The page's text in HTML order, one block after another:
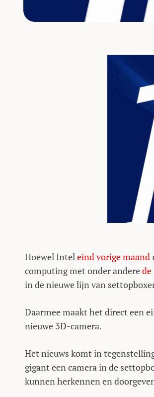
Hoewel Intel eind vorige maand
computing met onder anderede
in de nieuwe lijn van
Daarmee maakt het direct een
nieuwe 3D-camera.
Het nieuws komt in
gigant een camera in de
kunnen herkennen en